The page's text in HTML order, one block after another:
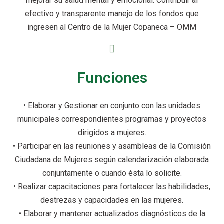
efectivo y transparente manejo de los fondos que
ingresen al Centro de la Mujer Copaneca – OMM
Funciones
• Elaborar y Gestionar en conjunto con las unidades
municipales correspondientes programas y proyectos
dirigidos a mujeres.
• Participar en las reuniones y asambleas de la Comisión
Ciudadana de Mujeres según calendarización elaborada
conjuntamente o cuando ésta lo solicite.
• Realizar capacitaciones para fortalecer las habilidades,
destrezas y capacidades en las mujeres.
• Elaborar y mantener actualizados diagnósticos de la